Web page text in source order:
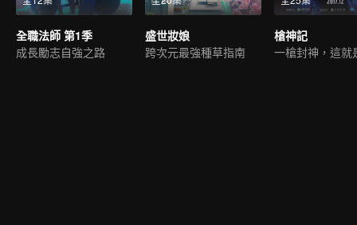
全職法師 第1季
成長勵志自強之路
盛世妝娘
跨次元最強種草指南
槍神記